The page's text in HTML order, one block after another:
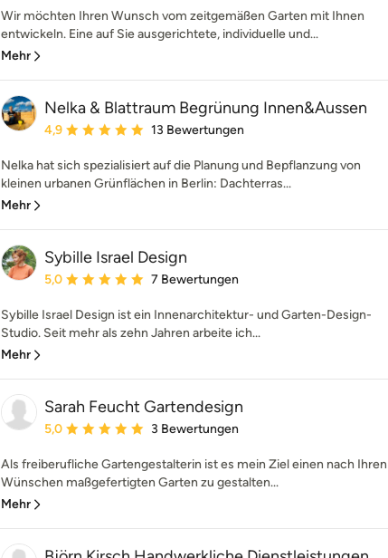
Wir möchten Ihren Wunsch vom zeitgemäßen Garten mit Ihnen
entwickeln. Eine auf Sie ausgerichtete, individuelle und...
Mehr
Nelka & Blattraum Begrünung Innen&Aussen
Durchschnittliche Bewertung: 4.9 von 5 Sternen
4,9 13 Bewertungen
Nelka hat sich spezialisiert auf die Planung und Bepflanzung von
kleinen urbanen Grünflächen in Berlin: Dachterras...
Mehr
Sybille Israel Design
Durchschnittliche Bewertung: 5 von 5 Sternen
5,0 7 Bewertungen
Sybille Israel Design ist ein Innenarchitektur- und Garten-Design-
Studio. Seit mehr als zehn Jahren arbeite ich...
Mehr
Sarah Feucht Gartendesign
Durchschnittliche Bewertung: 5 von 5 Sternen
5,0 3 Bewertungen
Als freiberufliche Gartengestalterin ist es mein Ziel einen nach Ihren
Wünschen maßgefertigten Garten zu gestalten...
Mehr